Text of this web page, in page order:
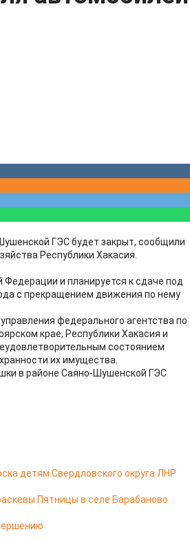
ГЭС будет закрыт, сообщили
Республики Хакасия.
и планируется к сдаче под
с прекращением движения по нему
федерального агентства по
крае, Республики Хакасия и
состоянием
их имущества.
в районе Саяно-Шушенской ГЭС
детям Свердловского округа ЛНР
Пятницы в селе Барабаново